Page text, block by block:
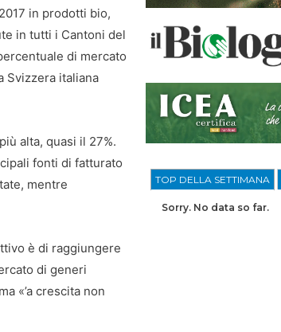
in prodotti bio,
in tutti i Cantoni del
di mercato
Svizzera italiana
alta, quasi il 27%.
fonti di fatturato
mentre
è di raggiungere
di generi
«’a crescita non
TOP DELLA SETTIMANA
Sorry. No data so far.